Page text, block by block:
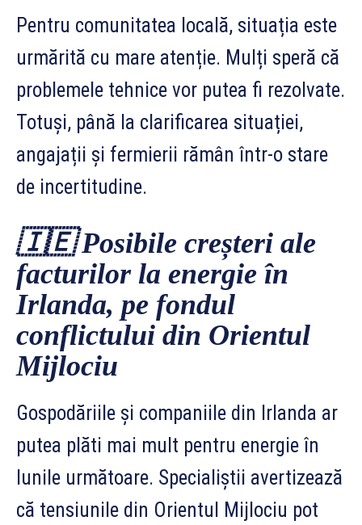
Pentru comunitatea locală, situația este
urmărită cu mare atenție. Mulți speră că
problemele tehnice vor putea fi rezolvate.
Totuși, până la clarificarea situației,
angajații și fermierii rămân într-o stare
de incertitudine.
🇮🇪 Posibile creșteri ale
facturilor la energie în
Irlanda, pe fondul
conflictului din Orientul
Mijlociu
Gospodăriile și companiile din Irlanda ar
putea plăti mai mult pentru energie în
lunile următoare. Specialiștii avertizează
că tensiunile din Orientul Mijlociu pot